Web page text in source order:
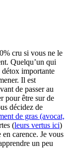
cru si vous ne le
Quelqu’un qui
importante
Il est
de passer au
pour être sur de
décidez de
de gras (avocat,
(leurs vertus ici)
carence. Je vous
un peu